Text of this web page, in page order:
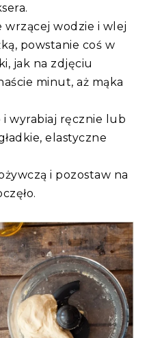
wrzącej wodzie i wlej
powstanie coś w
jak na zdjęciu
minut, aż mąka
i wyrabiaj ręcznie lub
elastyczne
i pozostaw na